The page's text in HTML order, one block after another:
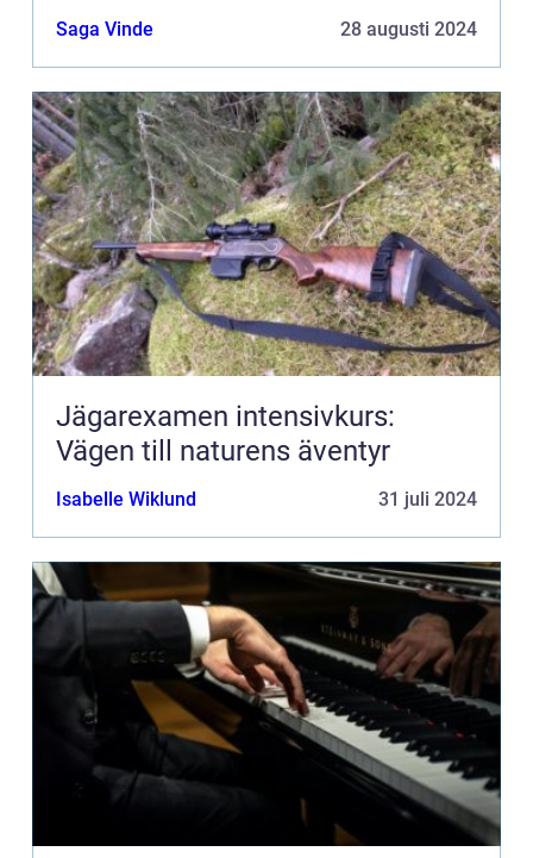
Saga Vinde 28 augusti 2024
Jägarexamen intensivkurs:
Vägen till naturens äventyr
Isabelle Wiklund 31 juli 2024